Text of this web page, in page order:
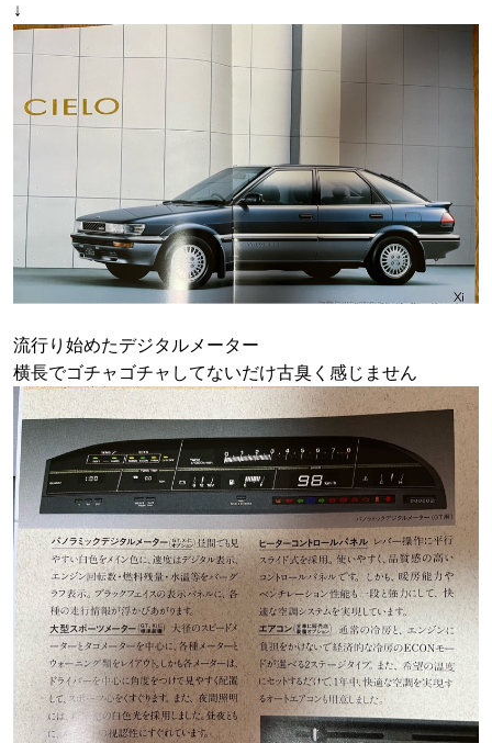
↓
流行り始めたデジタルメーター
横長でゴチャゴチャしてないだけ古臭く感じません